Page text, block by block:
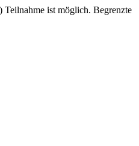
ist möglich. Begrenzte